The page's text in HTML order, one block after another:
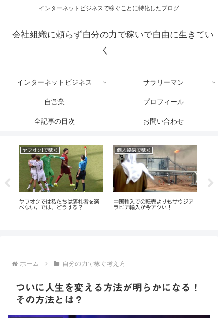
インターネットビジネスで稼ぐことに特化したブログ
会社組織に頼らず自分の力で稼いで自由に生きてい
く
インターネットビジネス サラリーマン
自営業 プロフィール
全記事の目次 お問い合わせ
よりもサウジア
ツい！
生成AI
【超初心者向け】ChatGPTでヤ
フオクの商品説明文を魅力的に作
ブログ運営
【図解】Google
自ドメインを移管する手順
ホーム 自分の力で稼ぐ考え方
ついに人生を変える方法が明らかになる！
その方法とは？